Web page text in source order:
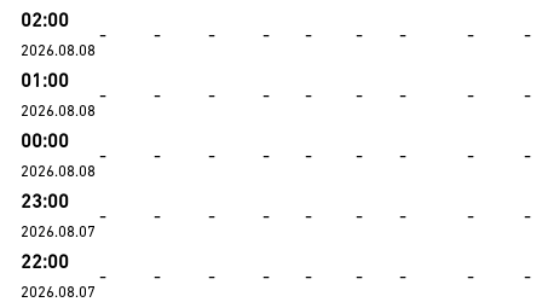
02:00
2026.08.08
- - - - - - - - -
01:00
2026.08.08
- - - - - - - - -
00:00
2026.08.08
- - - - - - - - -
23:00
2026.08.07
- - - - - - - - -
22:00
2026.08.07
- - - - - - - - -